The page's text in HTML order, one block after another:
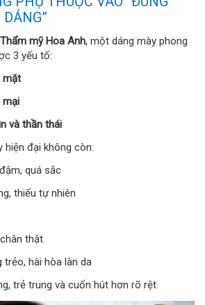
Thẩm mỹ Hoa Anh, một dáng mày phong
3 yếu tố:
mặt
mại
và thần thái
hiện đại không còn:
quá sắc
thiếu tự nhiên
thật
hài hòa làn da
trẻ trung và cuốn hút hơn rõ rệt